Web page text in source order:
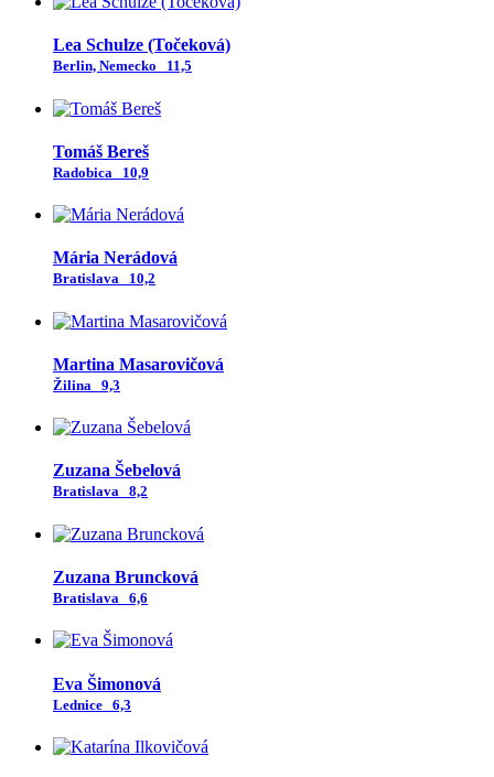
Lea Schulze (Točeková)
Berlin, Nemecko 11,5
Tomáš Bereš
Radobica 10,9
Mária Nerádová
Bratislava 10,2
Martina Masarovičová
Žilina 9,3
Zuzana Šebelová
Bratislava 8,2
Zuzana Bruncková
Bratislava 6,6
Eva Šimonová
Lednice 6,3